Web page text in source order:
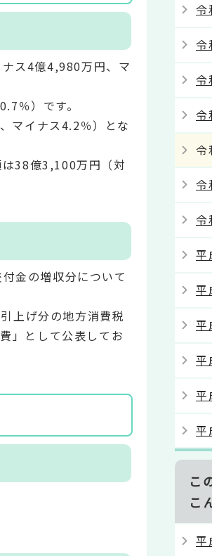
ス4億4,980万円、マ
％）です。
マイナス4.2％）とな
38億3,100万円（対
金の増収分について
上げ分の地方消費税
」として公表してお
令
令
令
令
令
令
令
平
平
平
平
平
平
こ
こ
平